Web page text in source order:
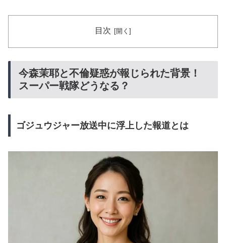
目次
今森茉耶と不倫疑惑が報じられた背景！
スーパー戦隊どうなる？
ゴジュウジャー放送中に浮上した報道とは